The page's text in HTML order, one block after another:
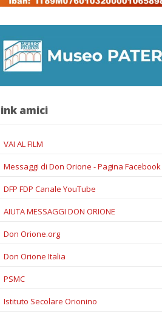
amici
VAI AL FILM
Messaggi di Don Orione - Pagina Facebook
DFP FDP Canale YouTube
AIUTA MESSAGGI DON ORIONE
Don Orione.org
Don Orione Italia
PSMC
Istituto Secolare Orionino